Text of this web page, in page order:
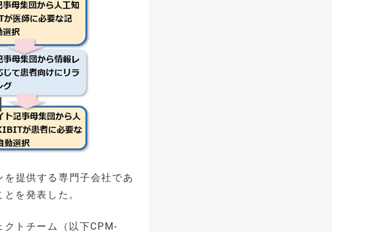
提供する専門子会社であ
を発表した。
トチーム（以下CPM-